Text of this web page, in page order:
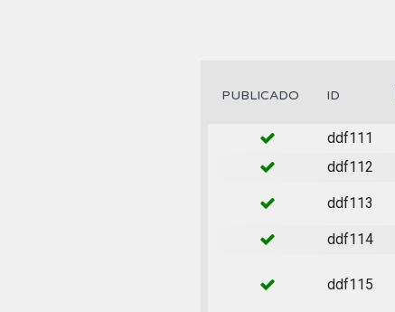
PUBLICADO ID
ddf111
ddf112
ddf113
ddf114
ddf115